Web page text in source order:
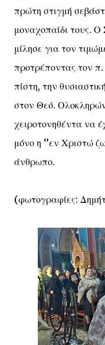
πρώτη στιγμή
μοναχοπαίδι τους.
μίλησε για τον
προτρέποντας τον π.
πίστη, την
στον Θεό.
χειροτονηθέντα να
μόνο η ‘’εν Χριστώ
άνθρωπο.
(φωτογραφίες: